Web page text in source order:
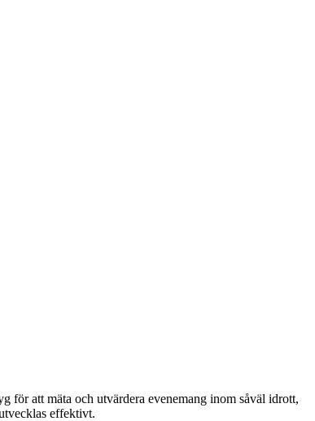
för att mäta och utvärdera evenemang inom såväl idrott,
effektivt.